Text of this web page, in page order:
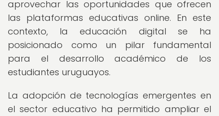
aprovechar las oportunidades que ofrecen
las plataformas educativas online. En este
contexto, la educación digital se ha
posicionado como un pilar fundamental
para el desarrollo académico de los
estudiantes uruguayos.
La adopción de tecnologías emergentes en
el sector educativo ha permitido ampliar el